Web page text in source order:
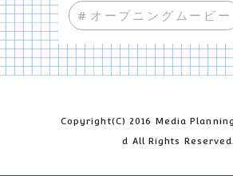
#オープニングムービー
Copyright(C) 2016 Media
d All Rights Reserved.